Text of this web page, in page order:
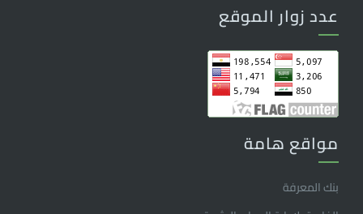
عدد زوار الموقع
مواقع هامة
بنك المعرفة